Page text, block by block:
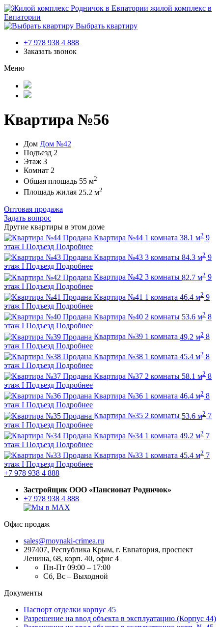
жилой комплекс в
Евпатории
Выбрать квартиру
+7 978 938 4 888
Заказать звонок
Меню
Квартира №56
Дом Дом №42
Подъезд 2
Этаж 3
Комнат 2
Общая площадь 55 м2
Площадь жилая 25.2 м2
Оптовая продажа
Задать вопрос
Другие квартиры в этом доме
Продана Квартира №44 1 комната 38.1 м2 9
этаж I Подъезд Подробнее
Продана Квартира №43 3 комнаты 84.3 м2 9
этаж I Подъезд Подробнее
Продана Квартира №42 3 комнаты 82.7 м2 9
этаж I Подъезд Подробнее
Продана Квартира №41 1 комната 46.4 м2 9
этаж I Подъезд Подробнее
Продана Квартира №40 2 комнаты 53.6 м2 8
этаж I Подъезд Подробнее
Продана Квартира №39 1 комната 49.2 м2 8
этаж I Подъезд Подробнее
Продана Квартира №38 1 комната 45.4 м2 8
этаж I Подъезд Подробнее
Продана Квартира №37 2 комнаты 58.1 м2 8
этаж I Подъезд Подробнее
Продана Квартира №36 1 комната 46.4 м2 8
этаж I Подъезд Подробнее
Продана Квартира №35 2 комнаты 53.6 м2 7
этаж I Подъезд Подробнее
Продана Квартира №34 1 комната 49.2 м2 7
этаж I Подъезд Подробнее
Продана Квартира №33 1 комната 45.4 м2 7
этаж I Подъезд Подробнее
+7 978 938 4 888
Застройщик ООО «Пансионат Родничок»
+7 978 938 4 888
Офис продаж
sales@moynaki-crimea.ru
297407, Республика Крым, г. Евпатория, проспект
Ленина, 68, корп. 40, офис 4
Пн-Пт 09:00 – 17:00
Сб, Вс – Выходной
Документы
Паспорт отделки корпус 45
Разрешение на ввод объекта в эксплуатацию (Корпус 44)